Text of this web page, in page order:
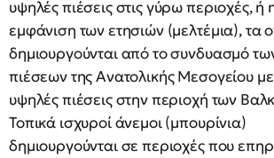
υψηλές πιέσεις στις γύρω περιοχές, ή
εμφάνιση των ετησιών (μελτέμια), τα
δημιουργούνται από το συνδυασμό
πιέσεων της Ανατολικής Μεσογείου με
υψηλές πιέσεις στην περιοχή των
Τοπικά ισχυροί άνεμοι (μπουρίνια)
δημιουργούνται σε περιοχές που